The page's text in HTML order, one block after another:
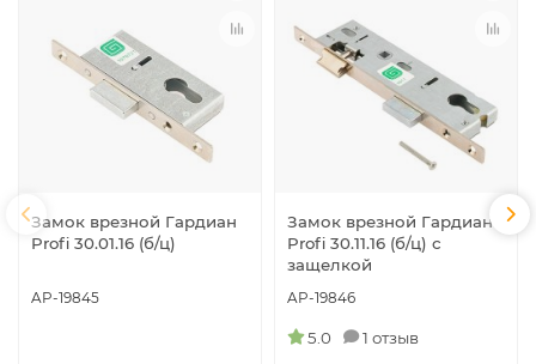
Замок врезной Гардиан
Profi 30.01.16 (б/ц)
AP-19845
Замок врезной Гардиан
Profi 30.11.16 (б/ц) с
защелкой
AP-19846
5.0 1 отзыв